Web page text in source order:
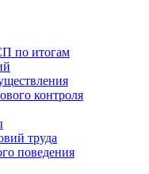
по итогам
контроля
труда
поведения